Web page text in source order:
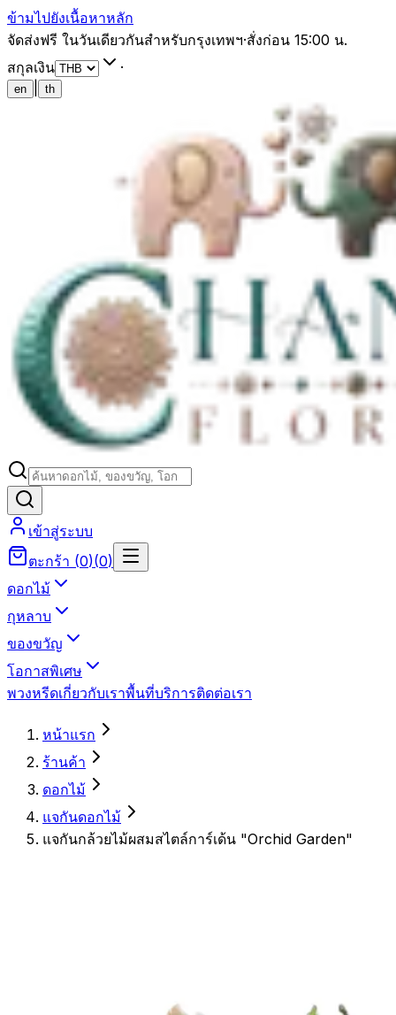
ข้ามไปยังเนื้อหาหลัก
จัดส่งฟรี ในวันเดียวกันสำหรับกรุงเทพฯ·สั่งก่อน 15:00 น.
สกุลเงิน
·
en th
เข้าสู่ระบบ
ตะกร้า (0)(0)
ดอกไม้
กุหลาบ
ของขวัญ
โอกาสพิเศษ
พวงหรีดเกี่ยวกับเราพื้นที่บริการติดต่อเรา
หน้าแรก
ร้านค้า
ดอกไม้
แจกันดอกไม้
แจกันกล้วยไม้ผสมสไตล์การ์เด้น "Orchid Garden"